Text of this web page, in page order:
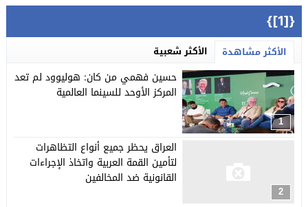
{[1]}
الأكثر مشاهدة الأكثر شعبية
1
حسين فهمي من كان: هوليوود لم تعد
المركز الأوحد للسينما العالمية
2
العراق يحظر جميع أنواع التظاهرات
لتأمين القمة العربية واتخاذ الإجراءات
القانونية ضد المخالفين